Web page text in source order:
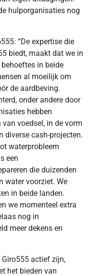
hulporganisaties nog
“De expertise die
biedt, maakt dat we in
in beide
al moeilijk om
de aardbeving.
onder andere door
hebben
voedsel, in de vorm
diverse cash-projecten.
waterprobleem
een
die duizenden
water voorziet. We
in beide landen.
we momenteel extra
nog in
meer dekens en
actief zijn,
het bieden van